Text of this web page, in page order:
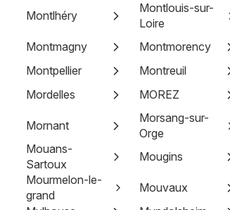
Montlhéry
Montlouis-sur-
Loire
Montmagny Montmorency
Montpellier
Montreuil
Mordelles
MOREZ
Mornant
Morsang-sur-
Orge
Mouans-
Sartoux
Mougins
Mourmelon-le-
grand
Mouvaux